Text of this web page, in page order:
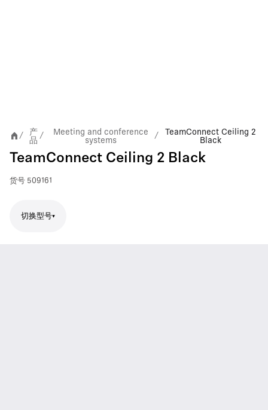
/
产
品 /
Meeting and conference
systems
/
TeamConnect Ceiling 2
Black
TeamConnect Ceiling 2 Black
货号 509161
切换型号